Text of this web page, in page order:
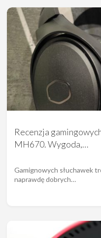
Recenzja
MH670. Wygoda,…
Gamignowych słuchawek
naprawdę dobrych…